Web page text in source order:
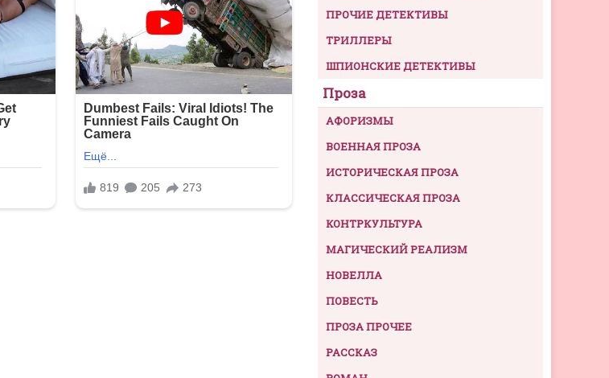
ПРОЧИЕ ДЕТЕКТИВЫ
ТРИЛЛЕРЫ
ШПИОНСКИЕ ДЕТЕКТИВЫ
Проза
АФОРИЗМЫ
ВОЕННАЯ ПРОЗА
ИСТОРИЧЕСКАЯ ПРОЗА
КЛАССИЧЕСКАЯ ПРОЗА
КОНТРКУЛЬТУРА
МАГИЧЕСКИЙ РЕАЛИЗМ
НОВЕЛЛА
ПОВЕСТЬ
ПРОЗА ПРОЧЕЕ
РАССКАЗ